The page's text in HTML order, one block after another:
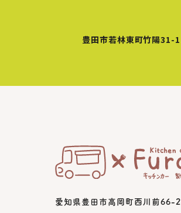
豊田市若林東町竹陽31-1
愛知県豊田市高岡町西川前66-2